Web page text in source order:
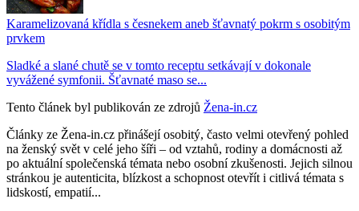
Karamelizovaná křídla s česnekem aneb šťavnatý pokrm s osobitým
prvkem
Sladké a slané chutě se v tomto receptu setkávají v dokonale
vyvážené symfonii. Šťavnaté maso se...
Tento článek byl publikován ze zdrojů Žena-in.cz
Články ze Žena-in.cz přinášejí osobitý, často velmi otevřený pohled
na ženský svět v celé jeho šíři – od vztahů, rodiny a domácnosti až
po aktuální společenská témata nebo osobní zkušenosti. Jejich silnou
stránkou je autenticita, blízkost a schopnost otevřít i citlivá témata s
lidskostí, empatií...